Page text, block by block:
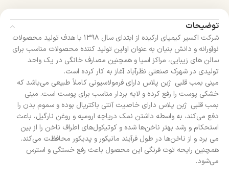
توضیحات
شرکت اکسیر کیمیای ارکیده از ابتدای سال ۱۳۹۸ با هدف تولید محصولات
نوآورانه و دانش بنیان به عنوان اولین تولید کننده محصولات مناسب برای
سالن های زیبایی، مراکز اسپا و همچنین مصارف خانگی در یک واحد
تولیدی در شهرک صنعتی نظرآباد آغاز به کار کرده است.
مینی بمب قلبی ژبن پلاس دارای فرمولاسیونی کاملاً طبیعی می‌باشد که
خشکی پوست را رفع کرده و لایه بردار مناسب برای پوست است. مینی
بمب قلبی ژبن پلاس دارای خاصیت آنتی باکتریال بوده و سموم بدن را
دفع می‌کند، به واسطه داشتن نمک دریاچه ارومیه و روغن نارگیل، باعث
استحکام و رشد بهتر ناخن‌ها شده و کوتیکول‌های اطراف ناخن را از بین
می برد و از ناخن‌ها در طول فرآیند مانیکور و پدیکور محافظت می‌کند.
همچنین رایحه توت فرنگی این محصول باعث رفع خستگی و استرس
می‌شود.